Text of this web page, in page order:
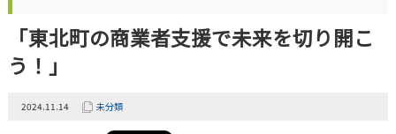
「東北町の商業者支援で未来を切り開こ
う！」
2024.11.14 未分類